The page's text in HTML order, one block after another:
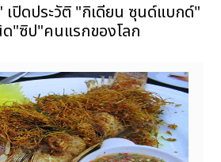
เปิดประวัติ "กิเดียน ซุนด์แบกด์"
ด"ซิป"คนแรกของโลก